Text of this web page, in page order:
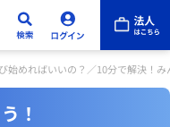
始めればいいの？／10分で解決！み
！